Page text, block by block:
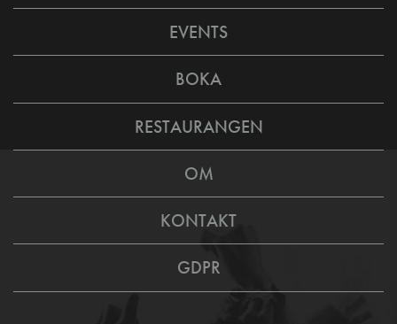
EVENTS
BOKA
RESTAURANGEN
OM
KONTAKT
GDPR